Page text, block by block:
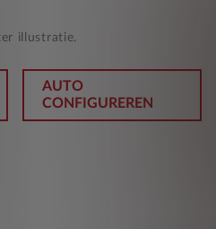
illustratie.
AUTO
CONFIGUREREN